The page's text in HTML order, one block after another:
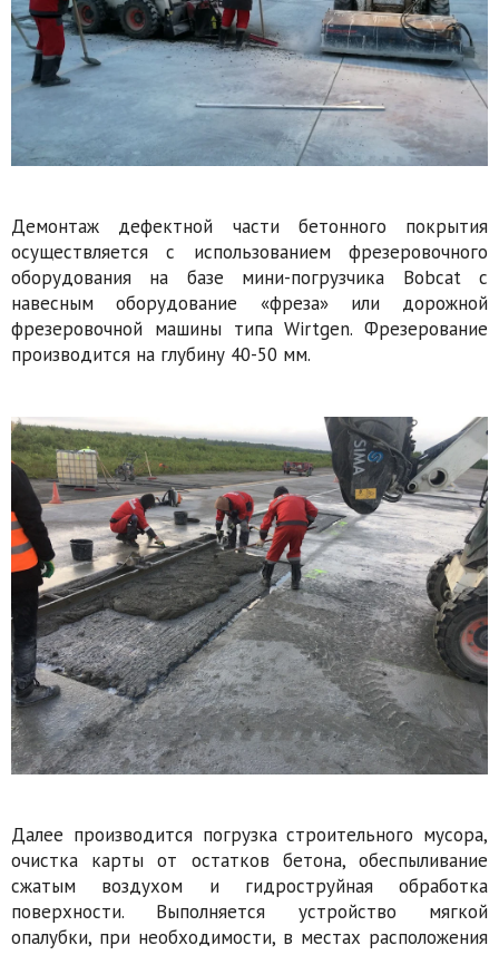
Демонтаж дефектной части бетонного покрытия
осуществляется с использованием фрезеровочного
оборудования на базе мини-погрузчика Bobcat с
навесным оборудование «фреза» или дорожной
фрезеровочной машины типа Wirtgen. Фрезерование
производится на глубину 40-50 мм.
Далее производится погрузка строительного мусора,
очистка карты от остатков бетона, обеспыливание
сжатым воздухом и гидроструйная обработка
поверхности. Выполняется устройство мягкой
опалубки, при необходимости, в местах расположения